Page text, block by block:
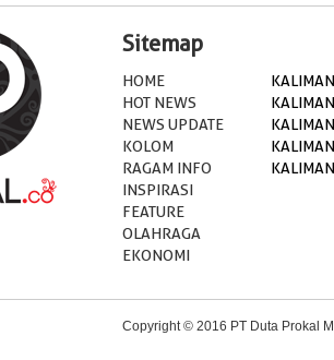
Sitemap
HOME
HOT NEWS
NEWS UPDATE
KOLOM
RAGAM INFO
INSPIRASI
FEATURE
OLAHRAGA
EKONOMI
Copyright © 2016 PT Duta Prokal